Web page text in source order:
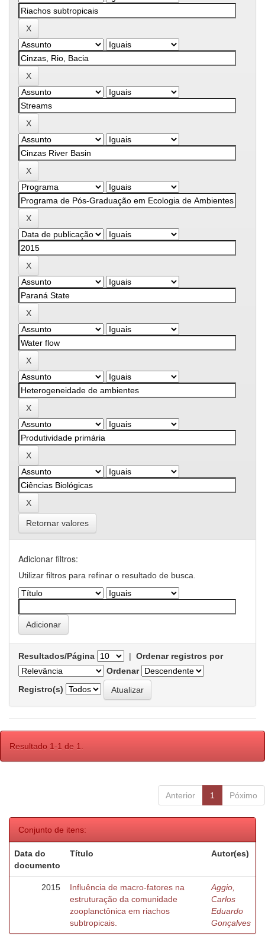
Retornar valores
Adicionar filtros:
Utilizar filtros para refinar o resultado de busca.
Resultados/Página | Ordenar registros por
Ordenar
Registro(s)
Resultado 1-1 de 1.
Anterior 1 Póximo
Conjunto de itens:
Data do
documento
Título Autor(es)
2015
Influência de macro-fatores na
estruturação da comunidade
zooplanctônica em riachos
subtropicais.
Aggio,
Carlos
Eduardo
Gonçalves